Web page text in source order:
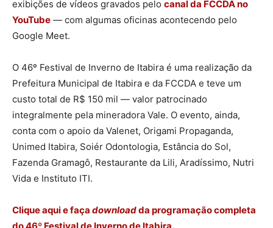
exibições de vídeos gravados pelo canal da FCCDA no
YouTube — com algumas oficinas acontecendo pelo
Google Meet.
O 46º Festival de Inverno de Itabira é uma realização da
Prefeitura Municipal de Itabira e da FCCDA e teve um
custo total de R$ 150 mil — valor patrocinado
integralmente pela mineradora Vale. O evento, ainda,
conta com o apoio da Valenet, Origami Propaganda,
Unimed Itabira, Soiér Odontologia, Estância do Sol,
Fazenda Gramagô, Restaurante da Lili, Aradíssimo, Nutri
Vida e Instituto ITI.
Clique aqui e faça downloadda programação completa